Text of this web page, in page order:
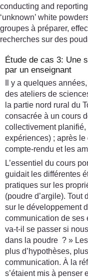
conducting and
‘unknown’ white
groupes à préparer,
recherches sur des
Étude de cas 3: Une
par un enseignant
Il y a quelques
des ateliers de
la partie nord rural du
consacrée à un cours
collectivement planifié,
expériences) ; après
compte-rendu et les
L’essentiel du cours
guidait les différentes
pratiques sur les
(poudre d’argile). Tout
sur le développement
communication de ses
va-t-il se passer si
dans la poudre ? »
plus d’hypothèses,
communication. À la
s’étaient mis à penser